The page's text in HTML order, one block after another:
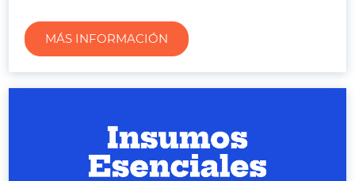
MÁS INFORMACIÓN